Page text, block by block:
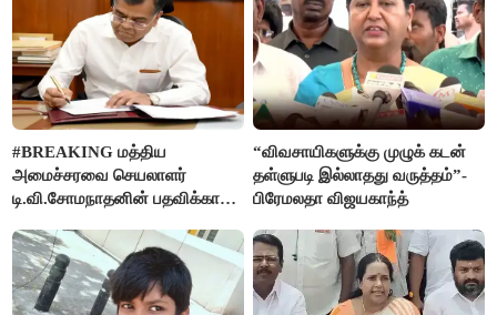
#BREAKING மத்திய
அமைச்சரவை செயலாளர்
டி.வி.சோமநாதனின் பதவிக்காலம்
“விவசாயிகளுக்கு முழுக் கடன்
தள்ளுபடி இல்லாதது வருத்தம்”-
பிரேமலதா விஜயகாந்த்